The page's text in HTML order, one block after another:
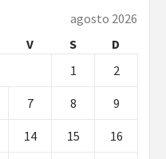
agosto 2026
V S
D
1
2
7 8 9
14 15 16